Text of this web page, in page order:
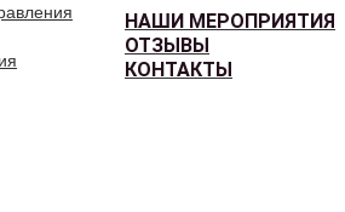
НАШИ МЕРОПРИЯТИЯ
ОТЗЫВЫ
КОНТАКТЫ